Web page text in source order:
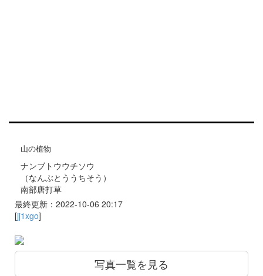
山の植物
ナンブトウウチソウ
（なんぶとううちそう）
南部唐打草
最終更新：2022-10-06 20:17
[jj1xgo]
写真一覧を見る